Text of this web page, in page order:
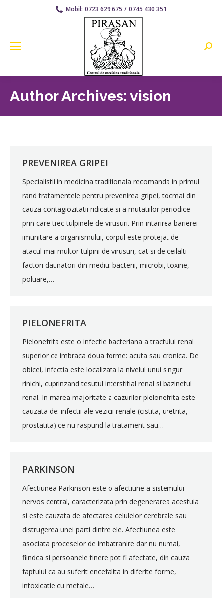
Mobil: 0723 629 675 / 0745 430 351
Author Archives: vision
PREVENIREA GRIPEI
Specialistii in medicina traditionala recomanda in primul
rand tratamentele pentru prevenirea gripei, tocmai din
cauza contagiozitatii ridicate si a mutatiilor periodice
prin care trec tulpinele de virusuri. Prin intarirea barierei
imunitare a organismului, corpul este protejat de
atacul mai multor tulpini de virusuri, cat si de ceilalti
factori daunatori din mediu: bacterii, microbi, toxine,
poluare,…
PIELONEFRITA
Pielonefrita este o infectie bacteriana a tractului renal
superior ce imbraca doua forme: acuta sau cronica. De
obicei, infectia este localizata la nivelul unui singur
rinichi, cuprinzand tesutul interstitial renal si bazinetul
renal. In marea majoritate a cazurilor pielonefrita este
cauzata de: infectii ale vezicii renale (cistita, uretrita,
prostatita) ce nu raspund la tratament sau…
PARKINSON
Afectiunea Parkinson este o afectiune a sistemului
nervos central, caracterizata prin degenerarea acestuia
si este cauzata de afectarea celulelor cerebrale sau
distrugerea unei parti dintre ele. Afectiunea este
asociata proceselor de imbatranire dar nu numai,
fiindca si persoanele tinere pot fi afectate, din cauza
faptului ca au suferit encefalita in diferite forme,
intoxicatie cu metale…